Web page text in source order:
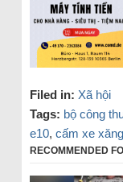
Filed in: Xã hội
Tags: bộ công
e10, cấm xe xăng
RECOMMENDED